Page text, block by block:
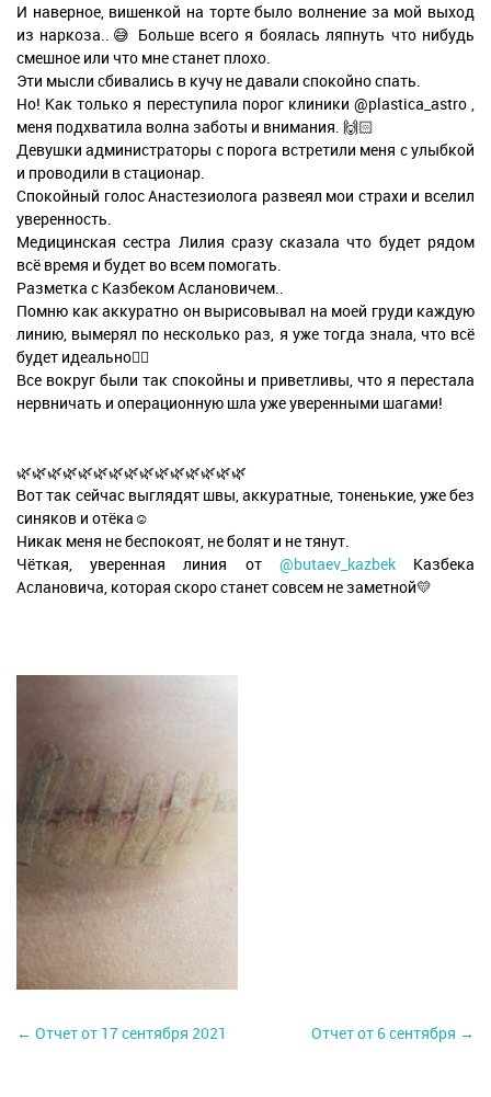
И наверное, вишенкой на торте было волнение за мой выход
из наркоза..😅 Больше всего я боялась ляпнуть что нибудь
смешное или что мне станет плохо.
Эти мысли сбивались в кучу не давали спокойно спать.
Но! Как только я переступила порог клиники @plastica_astro ,
меня подхватила волна заботы и внимания. 🙌🏻
Девушки администраторы с порога встретили меня с улыбкой
и проводили в стационар.
Спокойный голос Анастезиолога развеял мои страхи и вселил
уверенность.
Медицинская сестра Лилия сразу сказала что будет рядом
всё время и будет во всем помогать.
Разметка с Казбеком Аслановичем..
Помню как аккуратно он вырисовывал на моей груди каждую
линию, вымерял по несколько раз, я уже тогда знала, что всё
будет идеально👌🏻
Все вокруг были так спокойны и приветливы, что я перестала
нервничать и операционную шла уже уверенными шагами!
🌿🌿🌿🌿🌿🌿🌿🌿🌿🌿🌿🌿🌿🌿🌿
Вот так сейчас выглядят швы, аккуратные, тоненькие, уже без
синяков и отёка☺️
Никак меня не беспокоят, не болят и не тянут.
Чёткая, уверенная линия от @butaev_kazbekКазбека
Аслановича, которая скоро станет совсем не заметной💛
← Отчет от 17 сентября 2021 Отчет от 6 сентября →